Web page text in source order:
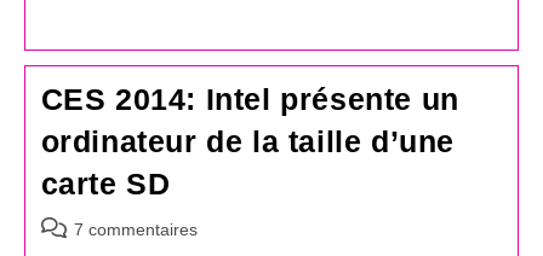
publication :
CES 2014: Intel présente un
ordinateur de la taille d’une
carte SD
Commentaires
7 commentaires